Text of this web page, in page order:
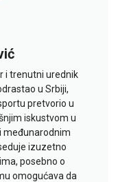
i trenutni urednik
u Srbiji,
pretvorio u
iskustvom u
međunarodnim
izuzetno
posebno o
omogućava da